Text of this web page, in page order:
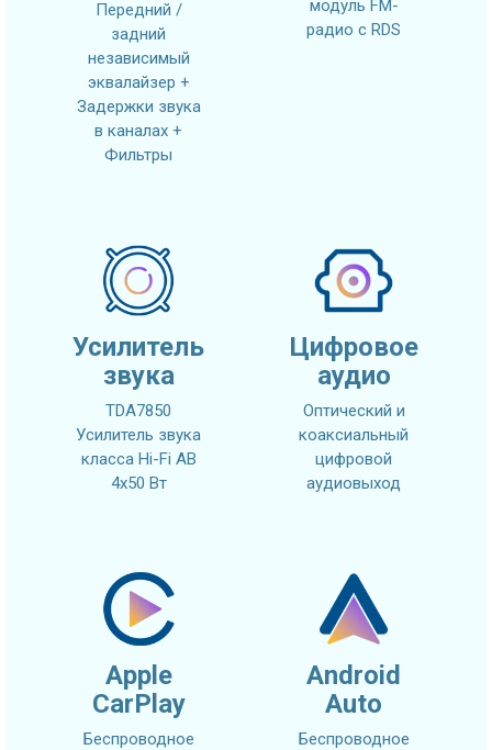
Передний /
задний
независимый
эквалайзер +
Задержки звука
в каналах +
Фильтры
модуль FM-
радио с RDS
Усилитель
звука
TDA7850
Усилитель звука
класса Hi-Fi AB
4x50 Вт
Цифровое
аудио
Оптический и
коаксиальный
цифровой
аудиовыход
Apple
CarPlay
Беспроводное
Android
Auto
Беспроводное